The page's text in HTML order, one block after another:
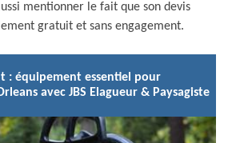
mentionner le fait que son devis
gratuit et sans engagement.
: équipement essentiel pour
avec JBS Elagueur & Paysagiste